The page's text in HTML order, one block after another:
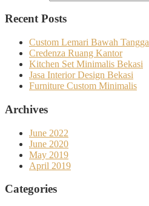
Recent Posts
Custom Lemari Bawah Tangga
Credenza Ruang Kantor
Kitchen Set Minimalis Bekasi
Jasa Interior Design Bekasi
Furniture Custom Minimalis
Archives
June 2022
June 2020
May 2019
April 2019
Categories